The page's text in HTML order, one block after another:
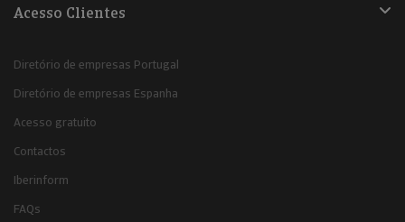
Acesso Clientes
Diretório de empresas Portugal
Diretório de empresas Espanha
Acesso gratuito
Contactos
Iberinform
FAQs